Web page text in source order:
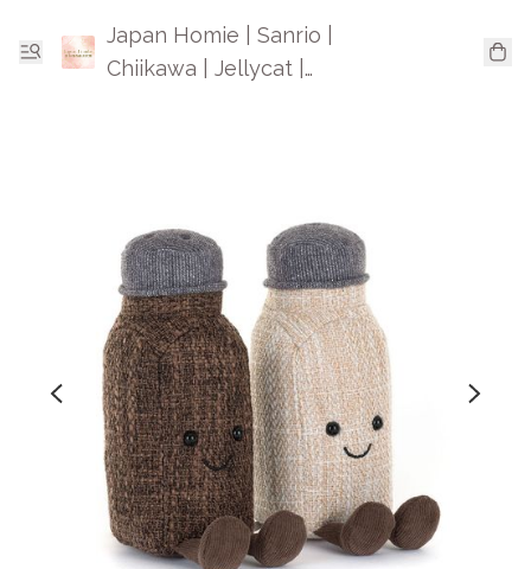
Japan Homie | Sanrio |
Chiikawa | Jellycat |